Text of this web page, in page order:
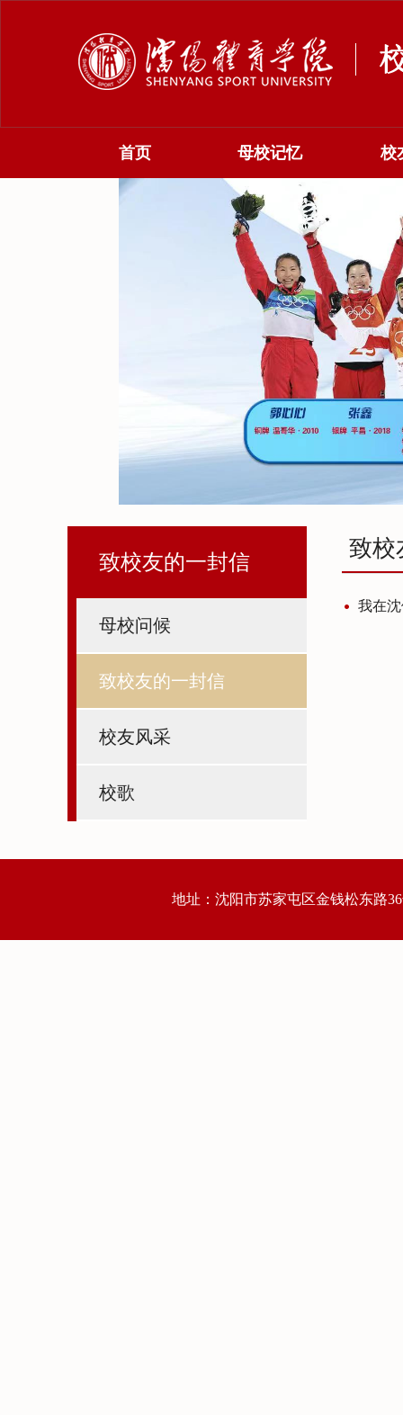
首页 母校记忆 校
致校友的一封信
母校问候
致校友的一封信
校友风采
校歌
致校
我在
地址：沈阳市苏家屯区金钱松东路